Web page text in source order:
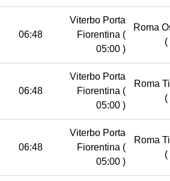
06:48
Viterbo Porta
Fiorentina (
05:00 )
Roma
(
06:48
Viterbo Porta
Fiorentina (
05:00 )
Roma
(
06:48
Viterbo Porta
Fiorentina (
05:00 )
Roma
(